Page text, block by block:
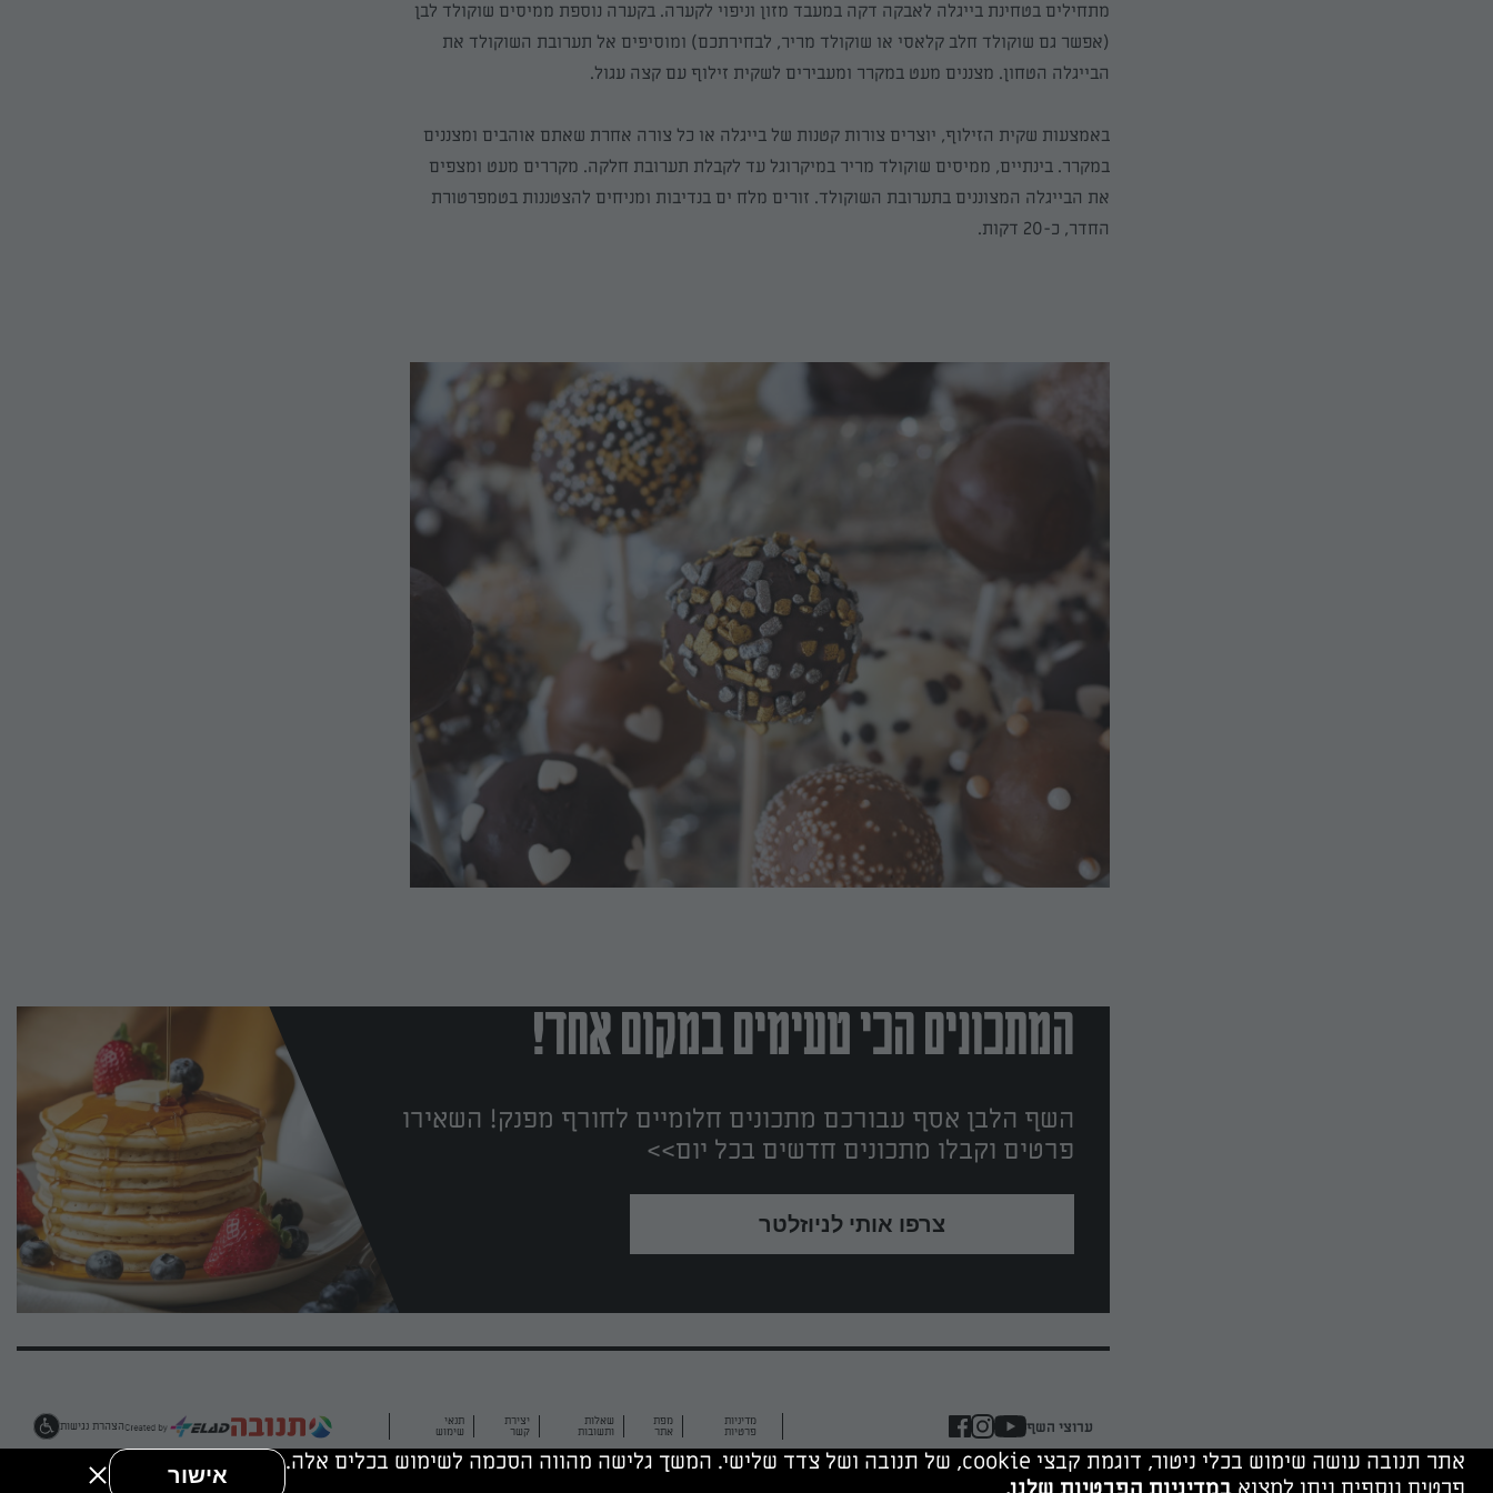
מתחילים בטחינת בייגלה לאבקה דקה במעבד מזון וניפוי לקערה. בקערה נוספת ממיסים שוקולד לבן
(אפשר גם שוקולד חלב קלאסי או שוקולד מריר, לבחירתכם) ומוסיפים אל תערובת השוקולד את
הבייגלה הטחון. מצננים מעט במקרר ומעבירים לשקית זילוף עם קצה עגול.
באמצעות שקית הזילוף, יוצרים צורות קטנות של בייגלה או כל צורה אחרת שאתם אוהבים ומצננים
במקרר. בינתיים, ממיסים שוקולד מריר במיקרוגל עד לקבלת תערובת חלקה. מקררים מעט ומצפים
את הבייגלה המצוננים בתערובת השוקולד. זורים מלח ים בנדיבות ומניחים להצטננות בטמפרטורת
החדר, כ-20 דקות.
המתכונים הכי טעימים במקום אחד!
השף הלבן אסף עבורכם מתכונים חלומיים לחורף מפנק! השאירו
פרטים וקבלו מתכונים חדשים בכל יום>>
צרפו אותי לניוזלטר
ערוצי השף מדיניות
פרטיות
מפת
אתר
שאלות
ותשובות
יצירת
קשר
תנאי
שימוש הצהרת נגישות
אתר תנובה עושה שימוש בכלי ניטור, דוגמת קבצי cookie, של תנובה ושל צדד שלישי. המשך גלישה מהווה הסכמה לשימוש בכלים אלה.
אישור